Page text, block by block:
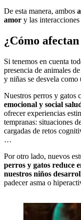
De esta manera, ambos
amor y las
¿Cómo afectan
Si tenemos en cuenta
presencia de animales
y niñas se desvela como
Nuestros perros y gatos
emocional y social
ofrecer experiencias
tempranas: situaciones
cargadas de retos
…
Por otro lado, nuevos
perros y gatos reduce
nuestros niños
padecer asma o